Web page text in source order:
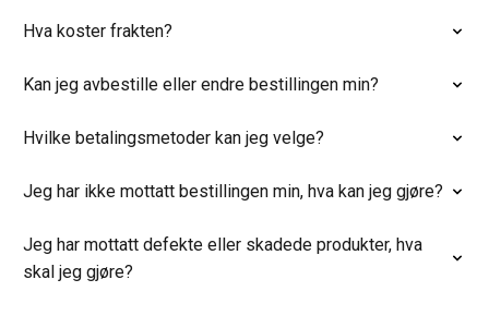
Hva koster frakten?
Kan jeg avbestille eller endre bestillingen min?
Hvilke betalingsmetoder kan jeg velge?
Jeg har ikke mottatt bestillingen min, hva kan jeg gjøre?
Jeg har mottatt defekte eller skadede produkter, hva
skal jeg gjøre?